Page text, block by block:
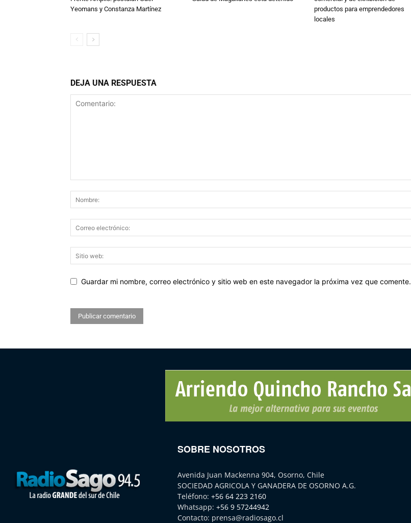
Yeomans y Constanza Martínez
productos para emprendedores
locales
DEJA UNA RESPUESTA
Guardar mi nombre, correo electrónico y sitio web en este navegador la próxima vez que comente.
SOBRE NOSOTROS
Avenida Juan Mackenna 904, Osorno, Chile
SOCIEDAD AGRICOLA Y GANADERA DE OSORNO A.G.
Teléfono: +56 64 223 2160
Whatsapp: +56 9 57244942
Contacto: prensa@radiosago.cl